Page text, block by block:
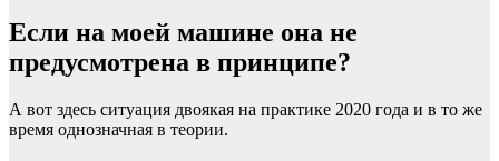
Если на моей машине она не
предусмотрена в принципе?
А вот здесь ситуация двоякая на практике 2020 года и в то же
время однозначная в теории.